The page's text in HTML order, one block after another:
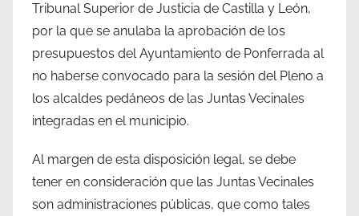
Tribunal Superior de Justicia de Castilla y León,
por la que se anulaba la aprobación de los
presupuestos del Ayuntamiento de Ponferrada al
no haberse convocado para la sesión del Pleno a
los alcaldes pedáneos de las Juntas Vecinales
integradas en el municipio.
Al margen de esta disposición legal, se debe
tener en consideración que las Juntas Vecinales
son administraciones públicas, que como tales